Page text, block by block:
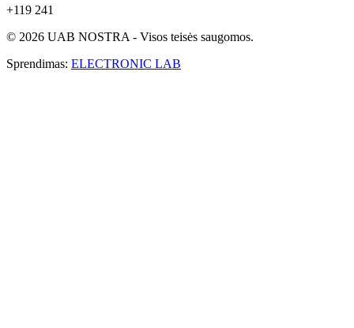
+119 241
© 2026 UAB NOSTRA - Visos teisės saugomos.
Sprendimas: ELECTRONIC LAB